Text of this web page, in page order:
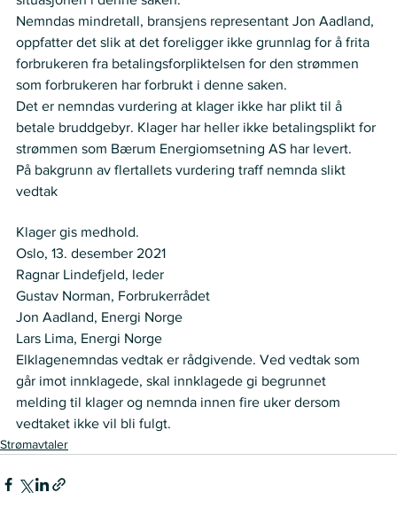
Nemndas mindretall, bransjens representant Jon Aadland,
oppfatter det slik at det foreligger ikke grunnlag for å frita
forbrukeren fra betalingsforpliktelsen for den strømmen
som forbrukeren har forbrukt i denne saken.
Det er nemndas vurdering at klager ikke har plikt til å
betale bruddgebyr. Klager har heller ikke betalingsplikt for
strømmen som Bærum Energiomsetning AS har levert.
På bakgrunn av flertallets vurdering traff nemnda slikt
vedtak
Klager gis medhold.
Oslo, 13. desember 2021
Ragnar Lindefjeld, leder
Gustav Norman, Forbrukerrådet
Jon Aadland, Energi Norge
Lars Lima, Energi Norge
Elklagenemndas vedtak er rådgivende. Ved vedtak som
går imot innklagede, skal innklagede gi begrunnet
melding til klager og nemnda innen fire uker dersom
vedtaket ikke vil bli fulgt.
Strømavtaler